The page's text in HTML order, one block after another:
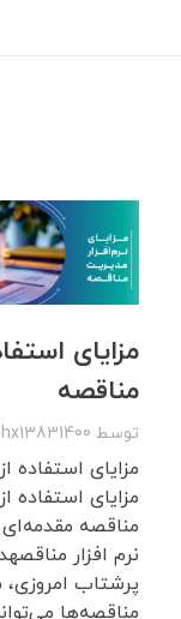
مزایای
مناقصه
توسط
مزایای استفاده
مزایای استفاده
مناقصه مقدمه‌ای
نرم‌ افزار
پرشتاب امروزی،
مناقصه‌ها